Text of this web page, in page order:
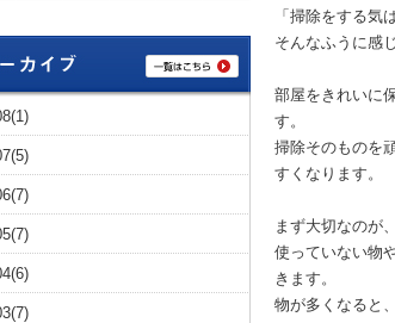
「掃除をする気
そんなふうに感
部屋をきれいに
す。
掃除そのものを
すくなります。
まず大切なのが、
使っていない物
きます。
物が多くなると